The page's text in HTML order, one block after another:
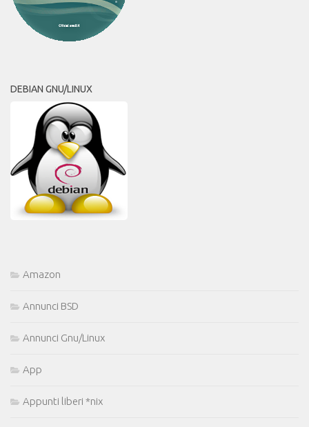
DEBIAN GNU/LINUX
Amazon
Annunci BSD
Annunci Gnu/Linux
App
Appunti liberi *nix